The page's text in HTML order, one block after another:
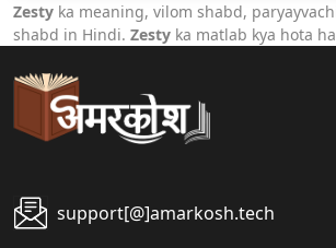
Zesty ka meaning, vilom shabd,
shabd in Hindi. Zesty ka matlab kya hota
support[@]amarkosh.tech